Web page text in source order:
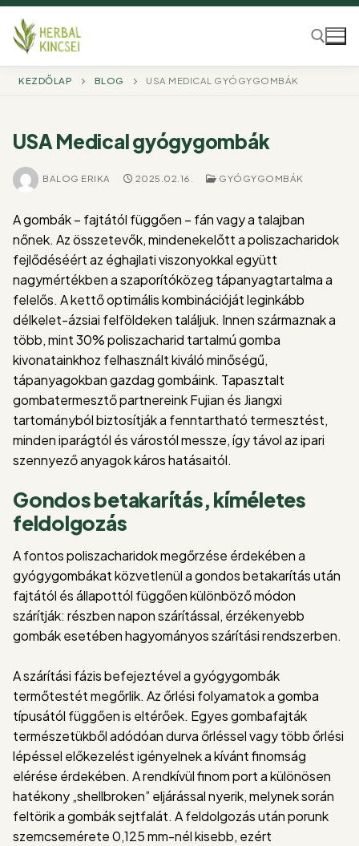
Ugrás
tartalomra
KEZDŐLAP BLOG USA MEDICAL GYÓGYGOMBÁK
USA Medical gyógygombák
BALOG ERIKA 2025.02.16. GYÓGYGOMBÁK
A gombák – fajtától függően – fán vagy a talajban
nőnek. Az összetevők, mindenekelőtt a poliszacharidok
fejlődéséért az éghajlati viszonyokkal együtt
nagymértékben a szaporítóközeg tápanyagtartalma a
felelős. A kettő optimális kombinációját leginkább
délkelet-ázsiai felföldeken találjuk. Innen származnak a
több, mint 30% poliszacharid tartalmú gomba
kivonatainkhoz felhasznált kiváló minőségű,
tápanyagokban gazdag gombáink. Tapasztalt
gombatermesztő partnereink Fujian és Jiangxi
tartományból biztosítják a fenntartható termesztést,
minden iparágtól és várostól messze, így távol az ipari
szennyező anyagok káros hatásaitól.
Gondos betakarítás, kíméletes
feldolgozás
A fontos poliszacharidok megőrzése érdekében a
gyógygombákat közvetlenül a gondos betakarítás után
fajtától és állapottól függően különböző módon
szárítják: részben napon szárítással, érzékenyebb
gombák esetében hagyományos szárítási rendszerben.
A szárítási fázis befejeztével a gyógygombák
termőtestét megőrlik. Az őrlési folyamatok a gomba
típusától függően is eltérőek. Egyes gombafajták
természetükből adódóan durva őrléssel vagy több őrlési
lépéssel előkezelést igényelnek a kívánt finomság
elérése érdekében. A rendkívül finom port a különösen
hatékony „shellbroken” eljárással nyerik, melynek során
feltörik a gombák sejtfalát. A feldolgozás után porunk
szemcsemérete 0,125 mm-nél kisebb, ezért